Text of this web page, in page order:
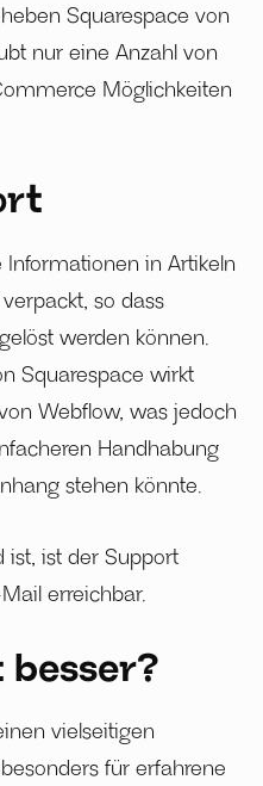
Squarespace von
nur eine Anzahl von
Möglichkeiten
in Artikeln
so dass
werden können.
Squarespace wirkt
Webflow, was jedoch
Handhabung
stehen könnte.
ist, ist der Support
erreichbar.
besser?
vielseitigen
für erfahrene